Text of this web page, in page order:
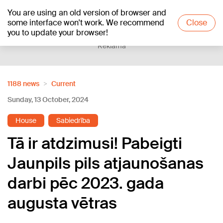
You are using an old version of browser and
some interface won't work. We recommend
you to update your browser!
Close
+20°C
Reklāma
1188 news
Current
Sunday, 13 October, 2024
House Sabiedrība
Tā ir atdzimusi! Pabeigti
Jaunpils pils atjaunošanas
darbi pēc 2023. gada
augusta vētras